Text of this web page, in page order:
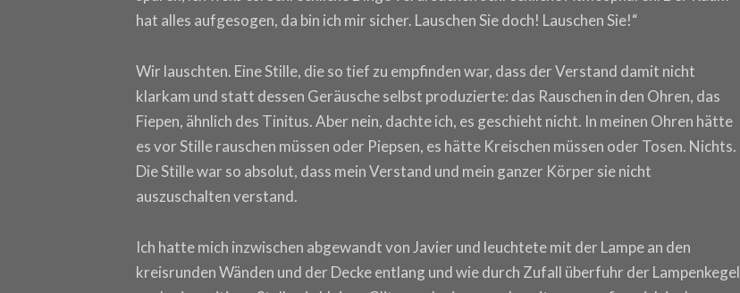
hat alles aufgesogen, da bin ich mir sicher. Lauschen Sie doch! Lauschen Sie!“
Wir lauschten. Eine Stille, die so tief zu empfinden war, dass der Verstand damit nicht
klarkam und statt dessen Geräusche selbst produzierte: das Rauschen in den Ohren, das
Fiepen, ähnlich des Tinitus. Aber nein, dachte ich, es geschieht nicht. In meinen Ohren hätte
es vor Stille rauschen müssen oder Piepsen, es hätte Kreischen müssen oder Tosen. Nichts.
Die Stille war so absolut, dass mein Verstand und mein ganzer Körper sie nicht
auszuschalten verstand.
Ich hatte mich inzwischen abgewandt von Javier und leuchtete mit der Lampe an den
kreisrunden Wänden und der Decke entlang und wie durch Zufall überfuhr der Lampenkegel